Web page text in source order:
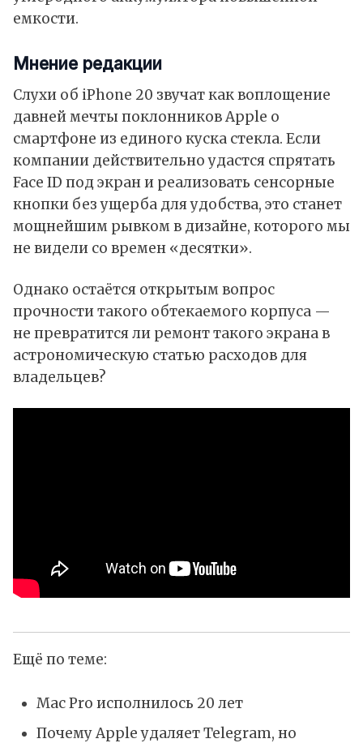
емкости.
Мнение редакции
Слухи об iPhone 20 звучат как воплощение
давней мечты поклонников Apple о
смартфоне из единого куска стекла. Если
компании действительно удастся спрятать
Face ID под экран и реализовать сенсорные
кнопки без ущерба для удобства, это станет
мощнейшим рывком в дизайне, которого мы
не видели со времен «десятки».
Однако остаётся открытым вопрос
прочности такого обтекаемого корпуса —
не превратится ли ремонт такого экрана в
астрономическую статью расходов для
владельцев?
Ещё по теме:
Mac Pro исполнилось 20 лет
Почему Apple удаляет Telegram, но